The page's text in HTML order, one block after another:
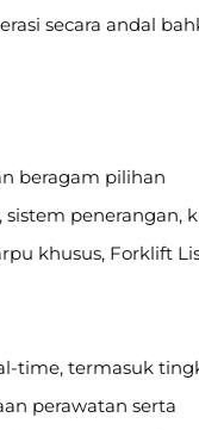
secara andal
beragam pilihan
penerangan,
khusus, Forklift
time, termasuk
perawatan serta